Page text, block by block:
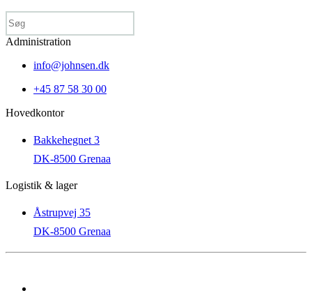
Administration
info@johnsen.dk
+45 87 58 30 00
Hovedkontor
Bakkehegnet 3
DK-8500 Grenaa
Logistik & lager
Åstrupvej 35
DK-8500 Grenaa